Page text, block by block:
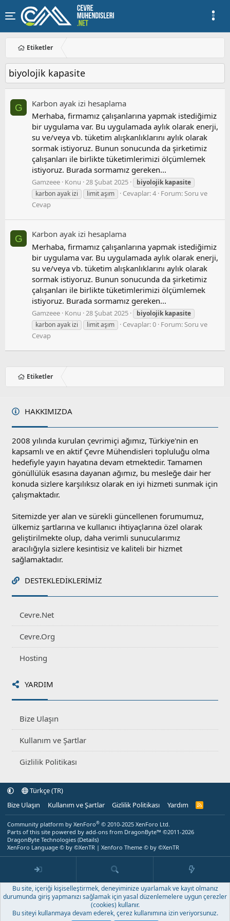
Etiketler
biyolojik kapasite
G
Karbon ayak i̇zi hesaplama
Merhaba, firmamız çalışanlarına yapmak istediğimiz
bir uygulama var. Bu uygulamada aylık olarak enerji,
su ve/veya vb. tüketim alışkanlıklarını aylık olarak
sormak istiyoruz. Bunun sonucunda da şirketimiz
çalışanları ile birlikte tüketimlerimizi ölçümlemek
istiyoruz. Burada sormamız gereken...
Gamzeee Konu 28 Şubat 2025 biyolojik kapasite
karbon ayak izi
limit aşım Cevaplar: 4 Forum:Soru ve
Cevap
G
Karbon ayak i̇zi hesaplama
Merhaba, firmamız çalışanlarına yapmak istediğimiz
bir uygulama var. Bu uygulamada aylık olarak enerji,
su ve/veya vb. tüketim alışkanlıklarını aylık olarak
sormak istiyoruz. Bunun sonucunda da şirketimiz
çalışanları ile birlikte tüketimlerimizi ölçümlemek
istiyoruz. Burada sormamız gereken...
Gamzeee Konu 28 Şubat 2025 biyolojik kapasite
karbon ayak izi
limit aşım Cevaplar: 0 Forum:Soru ve
Cevap
Etiketler
HAKKIMIZDA
2008 yılında kurulan çevrimiçi ağımız, Türkiye'nin en
kapsamlı ve en aktif Çevre Mühendisleri topluluğu olma
hedefiyle yayın hayatına devam etmektedir. Tamamen
gönüllülük esasına dayanan ağımız, bu mesleğe dair her
konuda sizlere karşılıksız olarak en iyi hizmeti sunmak için
çalışmaktadır.
Sitemizde yer alan ve sürekli güncellenen forumumuz,
ülkemiz şartlarına ve kullanıcı ihtiyaçlarına özel olarak
geliştirilmekte olup, daha verimli sunucularımız
aracılığıyla sizlere kesintisiz ve kaliteli bir hizmet
sağlamaktadır.
DESTEKLEDIKLERIMIZ
Cevre.Net
Cevre.Org
Hosting
YARDIM
Bize Ulaşın
Kullanım ve Şartlar
Gizlilik Politikası
Türkçe (TR)
Bize Ulaşın
Kullanım ve Şartlar Gizlilik Politikası Yardım
R
Community platform by XenForo® © 2010-2025 XenForo Ltd.
Parts of this site powered by add-ons from DragonByte™ ©2011-2026
DragonByte Technologies (Details)
XenForo Language © by ©XenTR | Xenforo Theme © by ©XenTR
Bu site, içeriği kişiselleştirmek, deneyiminize uyarlamak ve kayıt olmanız
durumunda giriş yapmanızı sağlamak için yasal düzenlemelere uygun çerezler
(cookies) kullanır.
Bu siteyi kullanmaya devam ederek, çerez kullanımına izin veriyorsunuz.